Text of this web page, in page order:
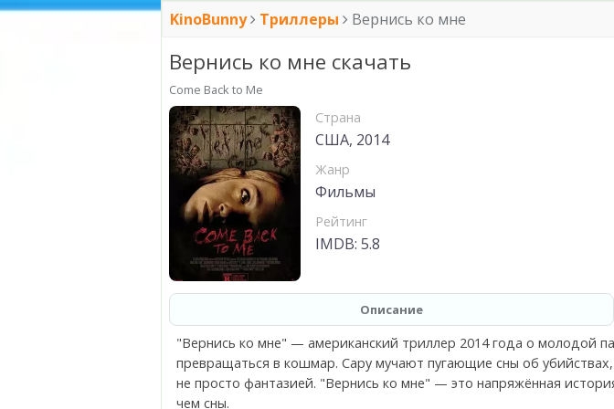
KinoBunny Триллеры Вернись ко мне
Вернись ко мне скачать
Come Back to Me
Страна
США, 2014
Жанр
Фильмы
Рейтинг
IMDB: 5.8
Описание
"Вернись ко мне" — американский триллер 2014 года о молодой
превращаться в кошмар. Сару мучают пугающие сны об
не просто фантазией. "Вернись ко мне" — это напряжённая
чем сны.